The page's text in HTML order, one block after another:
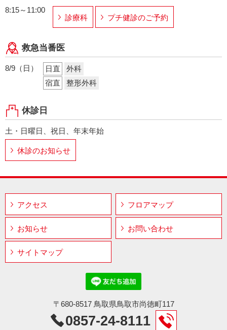
8:15～11:00
診療科
プチ健診のご予約
救急当番医
8/9（日） 日直
外科
宿直
整形外科
休診日
土・日曜日、祝日、年末年始
休診のお知らせ
アクセス フロアマップ
お知らせ お問い合わせ
サイトマップ
〒680-8517 鳥取県鳥取市尚徳町117
0857-24-8111